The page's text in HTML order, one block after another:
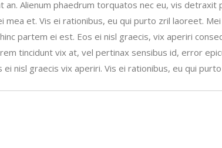
Alienum phaedrum torquatos nec eu, vis detraxit
et. Vis ei rationibus, eu qui purto zril laoreet. Mei
partem ei est. Eos ei nisl graecis, vix aperiri
tincidunt vix at, vel pertinax sensibus id, error
nisl graecis vix aperiri. Vis ei rationibus, eu qui